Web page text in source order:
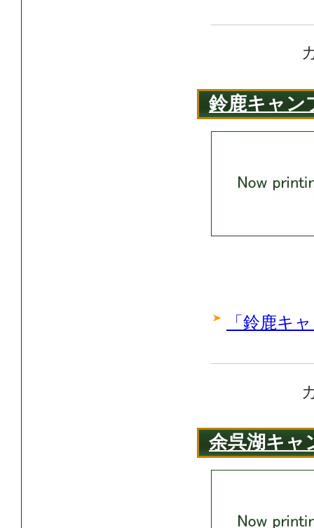
鈴鹿キャン
「鈴鹿キ
余呉湖キャ